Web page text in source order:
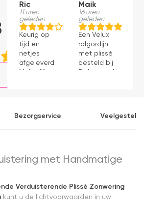
Ric
11 uren
geleden
Keurig op
tijd en
netjes
afgeleverd.
Makkelijk
Maik
16 uren
geleden
Een Velux
rolgordijn
met plissé
besteld bij
Dakraamplaza.
en binnen
al ophalen
Alles was
netjes
Bezorgservice
met Handmatige
Verduisterende Plissé Zonwering
kunt u de lichtvoorwaarden in uw